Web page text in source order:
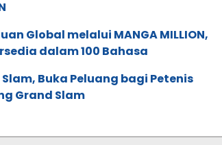
Global melalui MANGA MILLION,
dalam 100 Bahasa
Slam, Buka Peluang bagi Petenis
Grand Slam